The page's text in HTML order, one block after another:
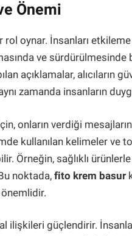
Önemi
oynar. İnsanları
ve
açıklamalar, alıcıların
zamanda insanların
onların verdiği
kullanılan kelimeler ve
Örneğin, sağlıklı
noktada,fito krem basur
ilişkileri güçlendirir.